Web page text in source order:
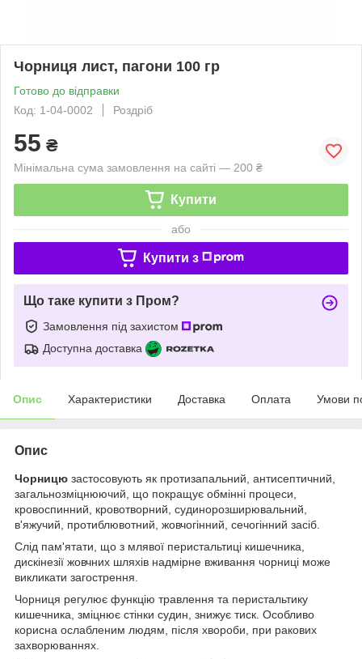
Чорниця лист, пагони 100 гр
Готово до відправки
Код: 1-04-0002
Роздріб
55 ₴
Мінімальна сума замовлення на сайті — 200 ₴
Купити
або
Купити з
Що таке купити з Пром?
Замовлення під захистом
Доступна доставка
Опис Характеристики Доставка Оплата Умови
Опис
Чорницю застосовують як протизапальний, антисептичний,
загальнозміцнюючий, що покращує обмінні процеси,
кровоспинний, кровотворний, судинорозширювальний,
в'яжучий, протиблювотний, жовчогінний, сечогінний засіб.
Слід пам'ятати, що з млявої перистальтиці кишечника,
дискінезії жовчних шляхів надмірне вживання чорниці може
викликати загострення.
Чорниця регулює функцію травлення та перистальтику
кишечника, зміцнює стінки судин, знижує тиск. Особливо
корисна ослабленим людям, після хвороби, при ракових
захворюваннях.